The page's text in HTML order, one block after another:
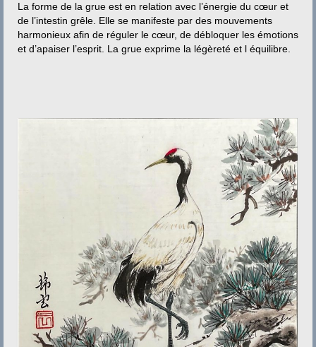
La forme de la grue est en relation avec l’énergie du cœur et
de l’intestin grêle. Elle se manifeste par des mouvements
harmonieux afin de réguler le cœur, de débloquer les émotions
et d’apaiser l’esprit. La grue exprime la légèreté et l équilibre.